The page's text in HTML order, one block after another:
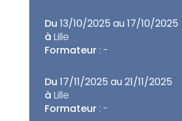
Du 13/10/2025 au 17/10/2025
à Lille
Formateur : -
Du 17/11/2025 au 21/11/2025
à Lille
Formateur : -